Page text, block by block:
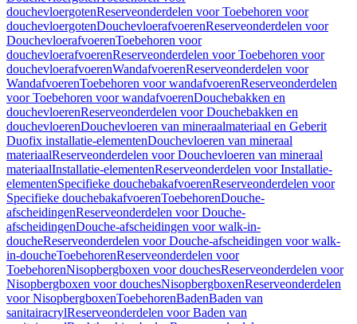
douchevloergotenReserveonderdelen voor Toebehoren voor
douchevloergotenDouchevloerafvoerenReserveonderdelen voor
DouchevloerafvoerenToebehoren voor
douchevloerafvoerenReserveonderdelen voor Toebehoren voor
douchevloerafvoerenWandafvoerenReserveonderdelen voor
WandafvoerenToebehoren voor wandafvoerenReserveonderdelen
voor Toebehoren voor wandafvoerenDouchebakken en
douchevloerenReserveonderdelen voor Douchebakken en
douchevloerenDouchevloeren van mineraalmateriaal en Geberit
Duofix installatie-elementenDouchevloeren van mineraal
materiaalReserveonderdelen voor Douchevloeren van mineraal
materiaalInstallatie-elementenReserveonderdelen voor Installatie-
elementenSpecifieke douchebakafvoerenReserveonderdelen voor
Specifieke douchebakafvoerenToebehorenDouche-
afscheidingenReserveonderdelen voor Douche-
afscheidingenDouche-afscheidingen voor walk-in-
doucheReserveonderdelen voor Douche-afscheidingen voor walk-
in-doucheToebehorenReserveonderdelen voor
ToebehorenNisopbergboxen voor douchesReserveonderdelen voor
Nisopbergboxen voor douchesNisopbergboxenReserveonderdelen
voor NisopbergboxenToebehorenBadenBaden van
sanitairacrylReserveonderdelen voor Baden van